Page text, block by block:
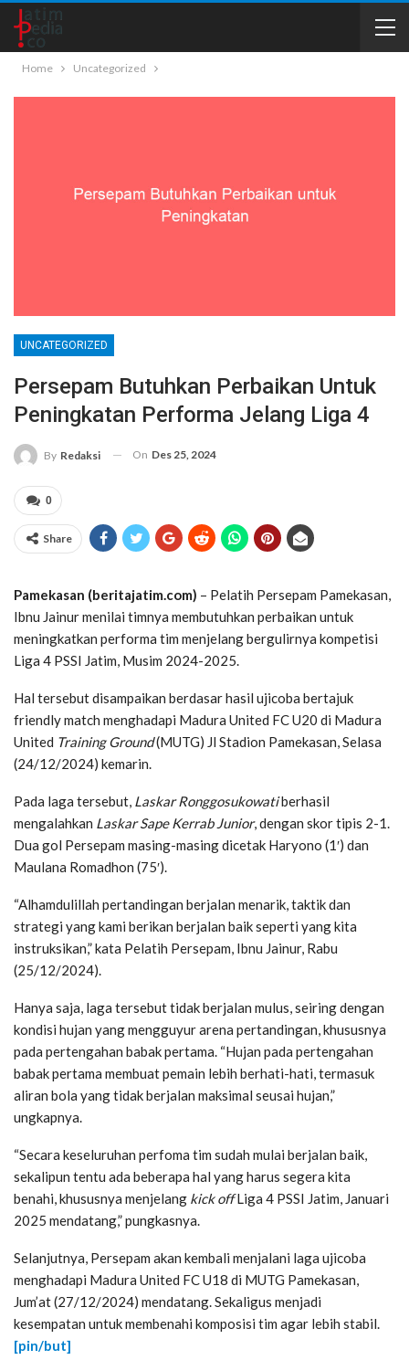
Home Uncategorized
UNCATEGORIZED
Persepam Butuhkan Perbaikan Untuk
Peningkatan Performa Jelang Liga 4
By Redaksi On Des 25, 2024
0
Share
Pamekasan (beritajatim.com) – Pelatih Persepam Pamekasan,
Ibnu Jainur menilai timnya membutuhkan perbaikan untuk
meningkatkan performa tim menjelang bergulirnya kompetisi
Liga 4 PSSI Jatim, Musim 2024-2025.
Hal tersebut disampaikan berdasar hasil ujicoba bertajuk
friendly match menghadapi Madura United FC U20 di Madura
United Training Ground(MUTG) Jl Stadion Pamekasan, Selasa
(24/12/2024) kemarin.
Pada laga tersebut, Laskar Ronggosukowatiberhasil
mengalahkan Laskar Sape Kerrab Junior, dengan skor tipis 2-1.
Dua gol Persepam masing-masing dicetak Haryono (1′) dan
Maulana Romadhon (75′).
“Alhamdulillah pertandingan berjalan menarik, taktik dan
strategi yang kami berikan berjalan baik seperti yang kita
instruksikan,” kata Pelatih Persepam, Ibnu Jainur, Rabu
(25/12/2024).
Hanya saja, laga tersebut tidak berjalan mulus, seiring dengan
kondisi hujan yang mengguyur arena pertandingan, khususnya
pada pertengahan babak pertama. “Hujan pada pertengahan
babak pertama membuat pemain lebih berhati-hati, termasuk
aliran bola yang tidak berjalan maksimal seusai hujan,”
ungkapnya.
“Secara keseluruhan perfoma tim sudah mulai berjalan baik,
sekalipun tentu ada beberapa hal yang harus segera kita
benahi, khususnya menjelang kick offLiga 4 PSSI Jatim, Januari
2025 mendatang,” pungkasnya.
Selanjutnya, Persepam akan kembali menjalani laga ujicoba
menghadapi Madura United FC U18 di MUTG Pamekasan,
Jum’at (27/12/2024) mendatang. Sekaligus menjadi
kesempatan untuk membenahi komposisi tim agar lebih stabil.
[pin/but]